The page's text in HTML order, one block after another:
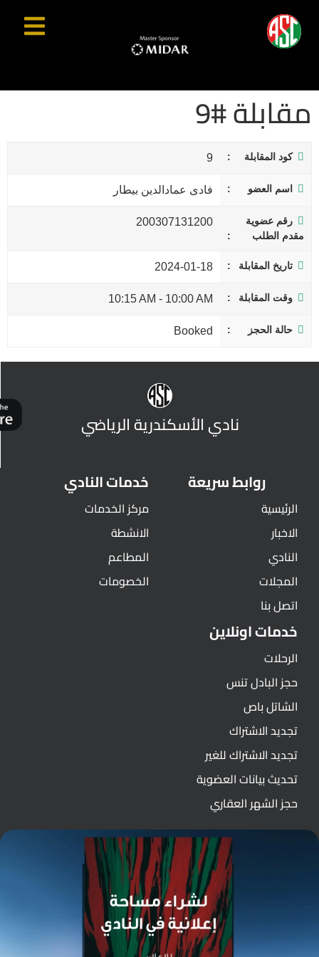
مقابلة #9
كود المقابلة 9
اسم العضو فادى عمادالدين بيطار
رقم عضوية
مقدم الطلب
200307131200
تاريخ المقابلة 2024-01-18
وقت المقابلة 10:00 AM
-
10:15 AM
حالة الحجز Booked
نادي الأسكندرية الرياضي
روابط سريعة
الرئيسية
الاخبار
النادي
المجلات
اتصل بنا
خدمات النادي
مركز الخدمات
الانشطة
المطاعم
الخصومات
خدمات اونلاين
الرحلات
حجز البادل تنس
الشاتل باص
تجديد الاشتراك
تجديد الاشتراك للغير
تحديث بيانات العضوية
حجز الشهر العقاري